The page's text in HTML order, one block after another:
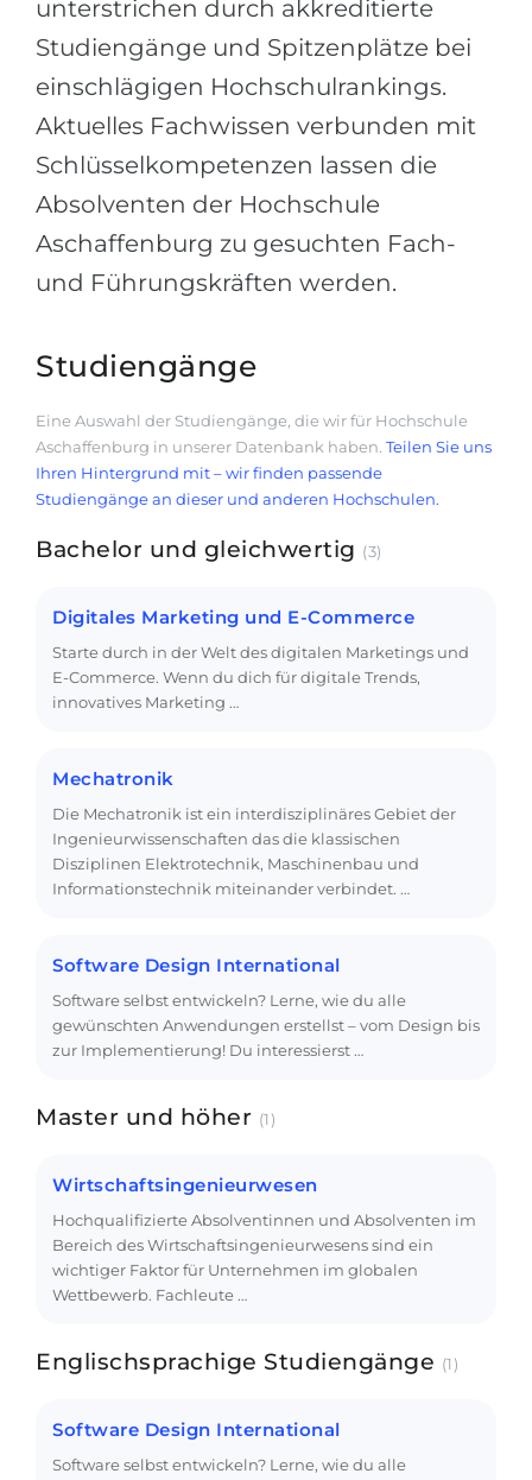
unterstrichen durch akkreditierte
Studiengänge und Spitzenplätze bei
einschlägigen Hochschulrankings.
Aktuelles Fachwissen verbunden mit
Schlüsselkompetenzen lassen die
Absolventen der Hochschule
Aschaffenburg zu gesuchten Fach-
und Führungskräften werden.
Studiengänge
Eine Auswahl der Studiengänge, die wir für Hochschule
Aschaffenburg in unserer Datenbank haben. Teilen Sie uns
Ihren Hintergrund mit – wir finden passende
Studiengänge an dieser und anderen Hochschulen.
Bachelor und gleichwertig (3)
Digitales Marketing und E-Commerce
Starte durch in der Welt des digitalen Marketings und
E-Commerce. Wenn du dich für digitale Trends,
innovatives Marketing …
Mechatronik
Die Mechatronik ist ein interdisziplinäres Gebiet der
Ingenieurwissenschaften das die klassischen
Disziplinen Elektrotechnik, Maschinenbau und
Informationstechnik miteinander verbindet. …
Software Design International
Software selbst entwickeln? Lerne, wie du alle
gewünschten Anwendungen erstellst – vom Design bis
zur Implementierung! Du interessierst …
Master und höher (1)
Wirtschaftsingenieurwesen
Hochqualifizierte Absolventinnen und Absolventen im
Bereich des Wirtschaftsingenieurwesens sind ein
wichtiger Faktor für Unternehmen im globalen
Wettbewerb. Fachleute …
Englischsprachige Studiengänge (1)
Software Design International
Software selbst entwickeln? Lerne, wie du alle